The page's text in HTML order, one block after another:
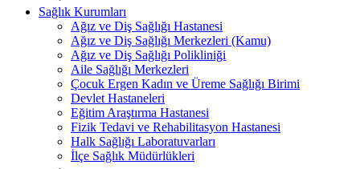
Sağlık Kurumları
Ağız ve Diş Sağlığı Hastanesi
Ağız ve Diş Sağlığı Merkezleri (Kamu)
Ağız ve Diş Sağlığı Polikliniği
Aile Sağlığı Merkezleri
Çocuk Ergen Kadın ve Üreme Sağlığı Birimi
Devlet Hastaneleri
Eğitim Araştırma Hastanesi
Fizik Tedavi ve Rehabilitasyon Hastanesi
Halk Sağlığı Laboratuvarları
İlçe Sağlık Müdürlükleri